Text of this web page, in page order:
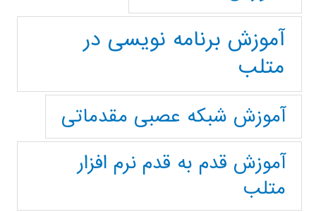
آموزش برنامه نویسی در
متلب
آموزش شبکه عصبی مقدماتی
آموزش قدم به قدم نرم افزار
متلب